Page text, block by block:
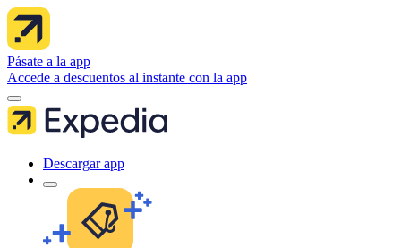
Pásate a la app
Accede a descuentos al instante con la app
Descargar app